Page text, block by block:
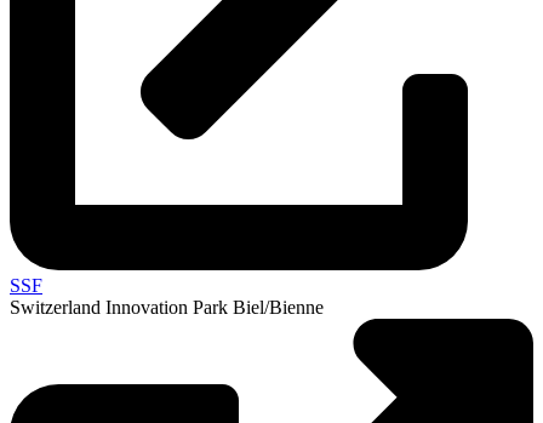
SSF
Switzerland Innovation Park Biel/Bienne